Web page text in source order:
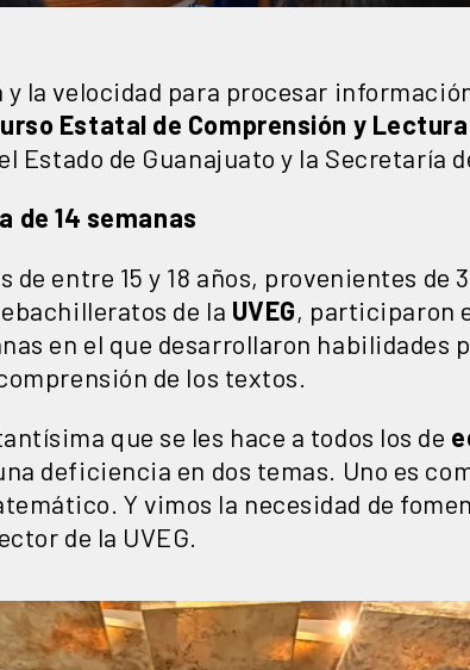
la velocidad para procesar
Estatal de Comprensión y
Estado de Guanajuato y la Secretaría
de 14 semanas
de entre 15 y 18 años, provenientes de
de la UVEG, participaron
en el que desarrollaron habilidades
de los textos.
que se les hace a todos los de
deficiencia en dos temas. Uno es
Y vimos la necesidad de
de la UVEG.